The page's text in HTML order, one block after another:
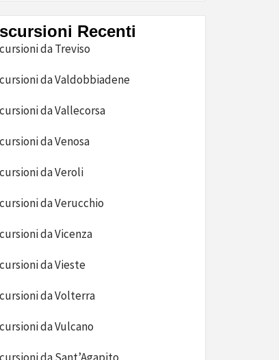
Recenti
da Treviso
da Valdobbiadene
da Vallecorsa
da Venosa
da Veroli
da Verucchio
da Vicenza
da Vieste
da Volterra
da Vulcano